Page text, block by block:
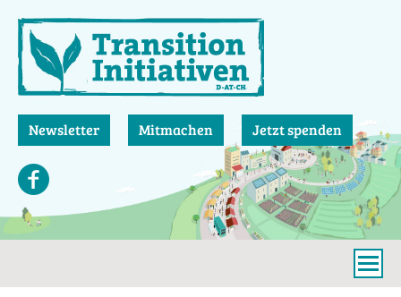
zum
Inhalt
Newsletter Mitmachen Jetzt spenden